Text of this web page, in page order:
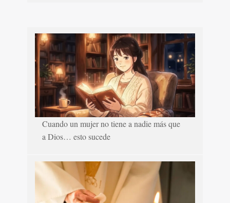
Cuando un mujer no tiene a nadie más que
a Dios… esto sucede